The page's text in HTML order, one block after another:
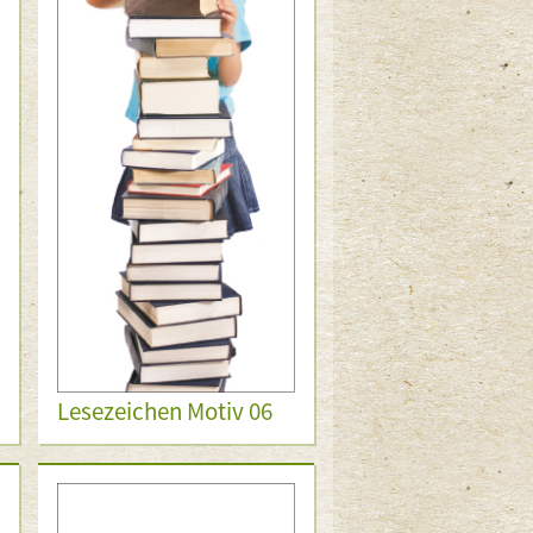
Lesezeichen Motiv 06